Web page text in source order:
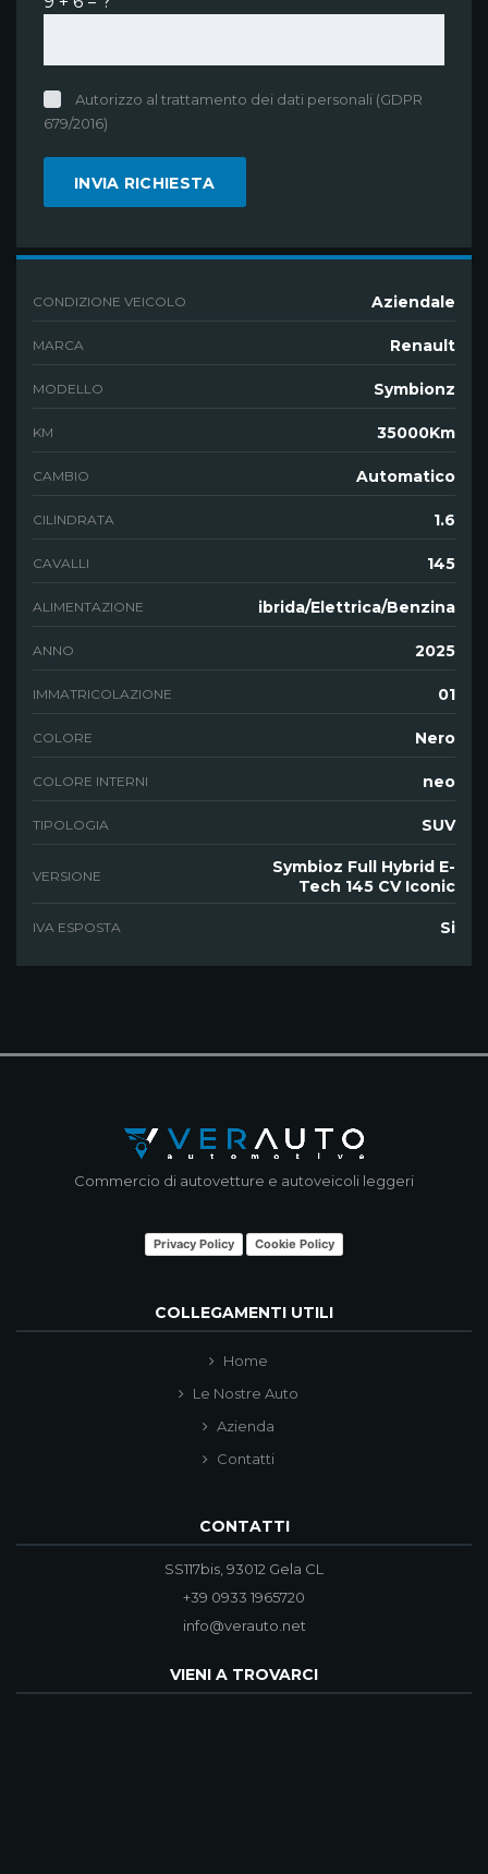
Autorizzo al trattamento dei dati personali (GDPR
679/2016)
CONDIZIONE VEICOLO Aziendale
MARCA Renault
MODELLO Symbionz
KM 35000Km
CAMBIO Automatico
CILINDRATA 1.6
CAVALLI 145
ALIMENTAZIONE ibrida/Elettrica/Benzina
ANNO 2025
IMMATRICOLAZIONE 01
COLORE Nero
COLORE INTERNI neo
TIPOLOGIA SUV
VERSIONE
Symbioz Full Hybrid E-
Tech 145 CV Iconic
IVA ESPOSTA Si
Commercio di autovetture e autoveicoli leggeri
Privacy Policy Cookie Policy
COLLEGAMENTI UTILI
Home
Le Nostre Auto
Azienda
Contatti
CONTATTI
SS117bis, 93012 Gela CL
+39 0933 1965720
info@verauto.net
VIENI A TROVARCI